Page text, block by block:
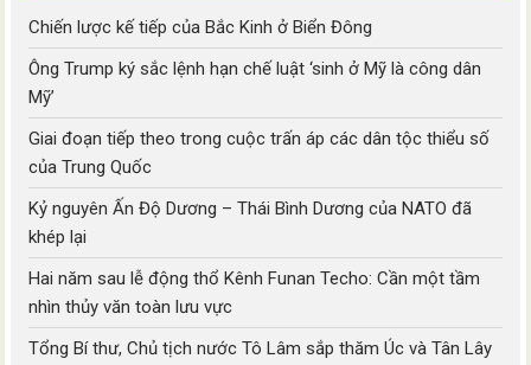
Chiến lược kế tiếp của Bắc Kinh ở Biển Đông
Ông Trump ký sắc lệnh hạn chế luật ‘sinh ở Mỹ là công dân
Mỹ’
Giai đoạn tiếp theo trong cuộc trấn áp các dân tộc thiểu số
của Trung Quốc
Kỷ nguyên Ấn Độ Dương – Thái Bình Dương của NATO đã
khép lại
Hai năm sau lễ động thổ Kênh Funan Techo: Cần một tầm
nhìn thủy văn toàn lưu vực
Tổng Bí thư, Chủ tịch nước Tô Lâm sắp thăm Úc và Tân Lây